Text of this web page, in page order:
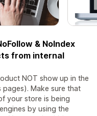
& NoIndex
from internal
NOT show up in the
pages). Make sure that
your store is being
by using the